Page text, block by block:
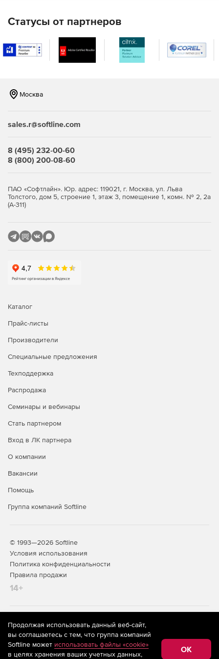
Невероятный звуковые эффекты
Современный интерфейс в сочетании с новаторским
Виртуальная драм-машина
создания мощного бита, живых техно-мелодий и EDM-
Тюниниг для голоса
вокала и отдельных фрагментах.
MIDI-редактор и виртуальная клавиатура позволяют
создавать собственные захватывающие ритмы при
Статусы от партнеров
Москва
sales.r@softline.com
8 (495) 232-00-60
8 (800) 200-08-60
ПАО «Софтлайн». Юр. адрес: 119021, г. Москва, ул. Льва
Толстого, дом 5, строение 1, этаж 3, помещение 1, комн. № 2, 2а
(А-311)
Каталог
Прайс-листы
Производители
Специальные предложения
Техподдержка
Распродажа
Семинары и вебинары
Стать партнером
Вход в ЛК партнера
О компании
Вакансии
Помощь
Группа компаний Softline
© 1993—2026 Softline
Условия использования
Политика конфиденциальности
Правила продажи
14+
На информационном ресурсе store.softline.ru применяются
рекомендательные технологии
(информационные технологии
предоставления информации на основе сбора,
систематизации и анализа сведений, относящихся к
предпочтениям пользователей сети «Интернет»,
Продолжая использовать данный веб-сайт,
вы соглашаетесь с тем, что группа компаний
Softline может использовать файлы «cookie»
в целях хранения ваших учетных данных,
OK